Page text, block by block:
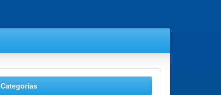
Categorías